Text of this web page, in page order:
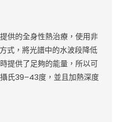
供的全身性熱治療，使用非
式，將光譜中的水波段降低
提供了足夠的能量，所以可
氏39–43度，並且加熱深度